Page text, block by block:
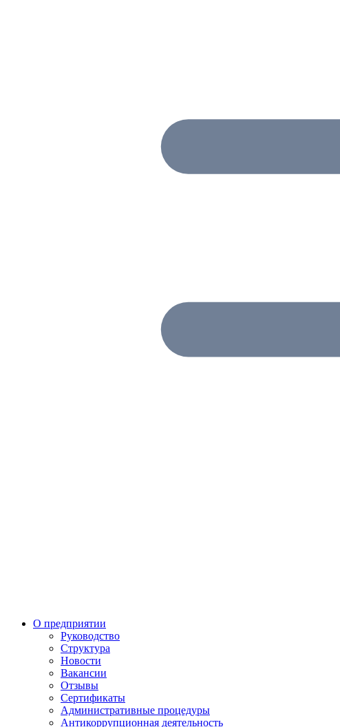
О предприятии
Руководство
Структура
Новости
Вакансии
Отзывы
Сертификаты
Административные процедуры
Антикоррупционная деятельность